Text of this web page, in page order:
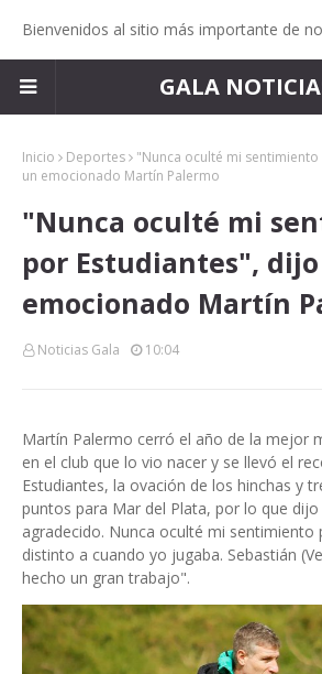
Bienvenidos al sitio más importante de
GALA
Inicio Deportes
"Nunca oculté mi
un emocionado Martín Palermo
"Nunca oculté mi
por Estudiantes",
emocionado Martín
Noticias Gala 10:04
Martín Palermo cerró el año de la mejor
en el club que lo vio nacer y se llevó el
Estudiantes, la ovación de los hinchas y
puntos para Mar del Plata, por lo que
agradecido. Nunca oculté mi sentimiento
distinto a cuando yo jugaba. Sebastián
hecho un gran trabajo".